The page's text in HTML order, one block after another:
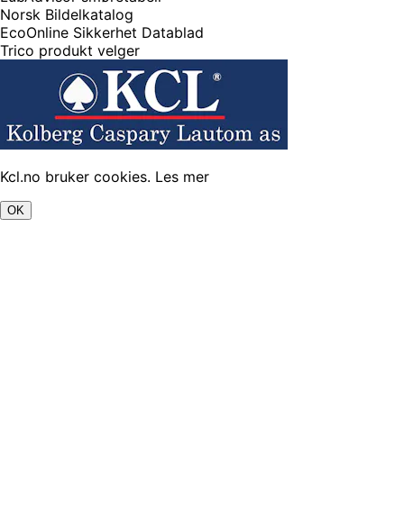
Norsk Bildelkatalog
EcoOnline Sikkerhet Datablad
Trico produkt velger
Kcl.no bruker cookies. Les mer
OK